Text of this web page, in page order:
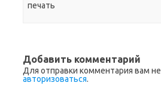
печать
Добавить комментарий
Для отправки комментария вам
авторизоваться.